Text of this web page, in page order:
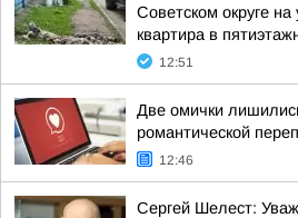
Советском округе
квартира в
12:51
Две омички
романтической
12:46
Сергей Шелест: